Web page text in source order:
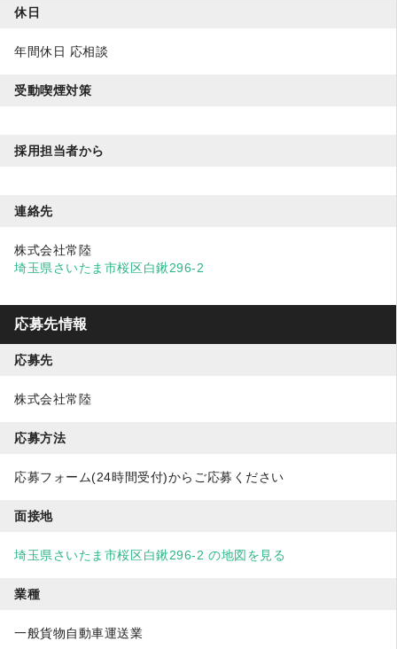
休日
年間休日 応相談
受動喫煙対策
採用担当者から
連絡先
株式会社常陸
埼玉県さいたま市桜区白鍬296-2
応募先情報
応募先
株式会社常陸
応募方法
応募フォーム(24時間受付)からご応募ください
面接地
埼玉県さいたま市桜区白鍬296-2 の地図を見る
業種
一般貨物自動車運送業